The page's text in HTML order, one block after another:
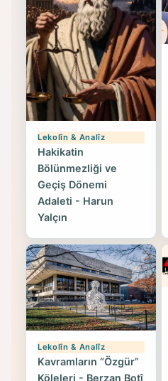
Lekolîn & Analîz
Hakikatin
Bölünmezliği ve
Geçiş Dönemi
Adaleti - Harun
Yalçın
Lekolîn & Analîz
Kavramların “Özgür”
Köleleri - Berzan Botî